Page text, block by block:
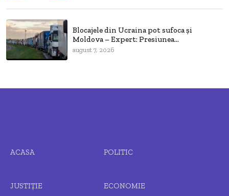
Blocajele din Ucraina pot sufoca și
Moldova – Expert: Presiunea...
august 7, 2026
ACASA POLITIC
JUSTIȚIE ECONOMIE